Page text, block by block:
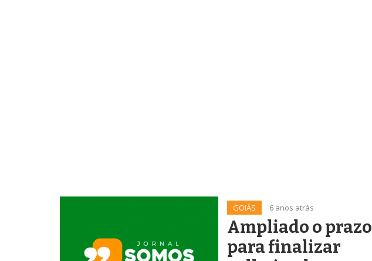
GOIÁS 6 anos atrás
Ampliado o prazo
para finalizar